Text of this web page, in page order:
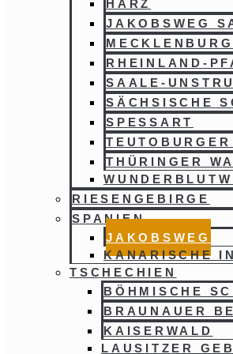
HARZ
JAKOBSWEG
RHEINLAND-
SAALE-
SÄCHSISCHE
SPESSART
TEUTOBURGER
THÜRINGER
RIESENGEBIRGE
SPANIEN
JAKOBSWEG
KANARISCHE
TSCHECHIEN
BÖHMISCHE
BRAUNAUER
KAISERWALD
LAUSITZER